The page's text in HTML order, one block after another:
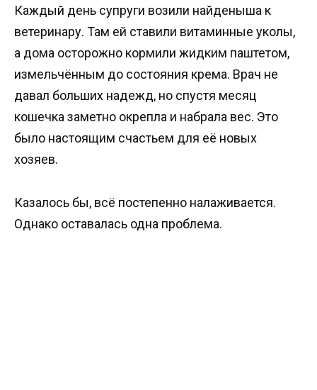
Каждый день супруги возили найденыша к
ветеринару. Там ей ставили витаминные уколы,
а дома осторожно кормили жидким паштетом,
измельчённым до состояния крема. Врач не
давал больших надежд, но спустя месяц
кошечка заметно окрепла и набрала вес. Это
было настоящим счастьем для её новых
хозяев.
Казалось бы, всё постепенно налаживается.
Однако оставалась одна проблема.